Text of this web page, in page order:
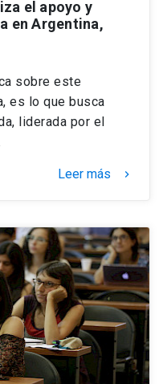
el apoyo y
en Argentina,
sobre este
es lo que busca
liderada por el
Leer más keyboard_arrow_right